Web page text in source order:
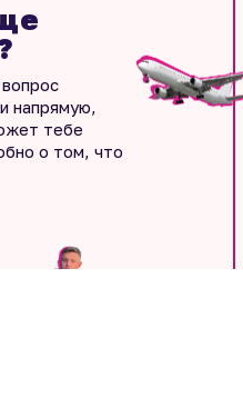
напрямую,
тебе
о том, что